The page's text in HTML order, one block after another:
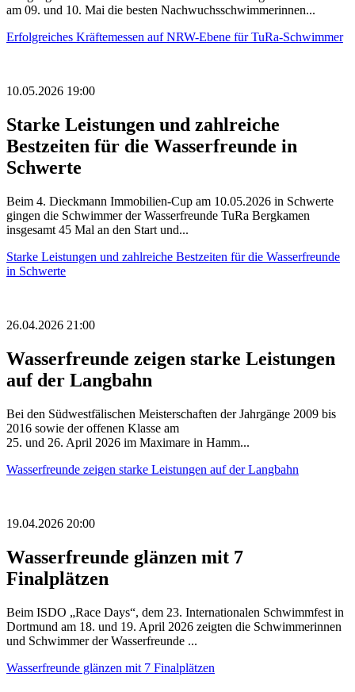
am 09. und 10. Mai die besten Nachwuchsschwimmerinnen...
Erfolgreiches Kräftemessen auf NRW-Ebene für TuRa-Schwimmer
10.05.2026 19:00
Starke Leistungen und zahlreiche
Bestzeiten für die Wasserfreunde in
Schwerte
Beim 4. Dieckmann Immobilien-Cup am 10.05.2026 in Schwerte
gingen die Schwimmer der Wasserfreunde TuRa Bergkamen
insgesamt 45 Mal an den Start und...
Starke Leistungen und zahlreiche Bestzeiten für die Wasserfreunde
in Schwerte
26.04.2026 21:00
Wasserfreunde zeigen starke Leistungen
auf der Langbahn
Bei den Südwestfälischen Meisterschaften der Jahrgänge 2009 bis
2016 sowie der offenen Klasse am
25. und 26. April 2026 im Maximare in Hamm...
Wasserfreunde zeigen starke Leistungen auf der Langbahn
19.04.2026 20:00
Wasserfreunde glänzen mit 7
Finalplätzen
Beim ISDO „Race Days“, dem 23. Internationalen Schwimmfest in
Dortmund am 18. und 19. April 2026 zeigten die Schwimmerinnen
und Schwimmer der Wasserfreunde ...
Wasserfreunde glänzen mit 7 Finalplätzen